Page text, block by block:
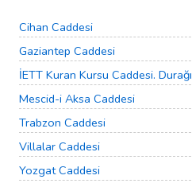
Cihan Caddesi
Gaziantep Caddesi
İETT Kuran Kursu Caddesi. Durağı
Mescid-i Aksa Caddesi
Trabzon Caddesi
Villalar Caddesi
Yozgat Caddesi